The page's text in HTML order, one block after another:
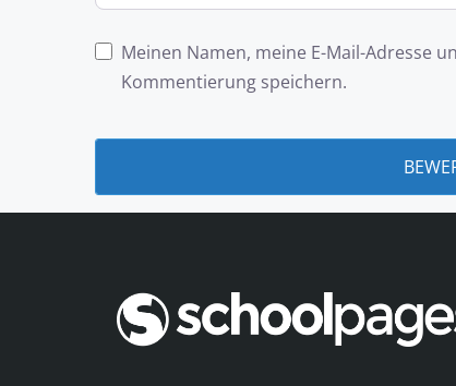
Meinen Namen, meine E-Mail-Adresse
Kommentierung speichern.